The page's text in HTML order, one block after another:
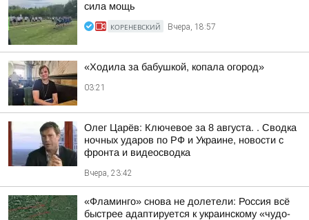
сила мощь
КОРЕНЕВСКИЙ Вчера, 18:57
«Ходила за бабушкой, копала огород»
03:21
Олег Царёв: Ключевое за 8 августа. . Сводка
ночных ударов по РФ и Украине, новости с
фронта и видеосводка
Вчера, 23:42
«Фламинго» снова не долетели: Россия всё
быстрее адаптируется к украинскому «чудо-